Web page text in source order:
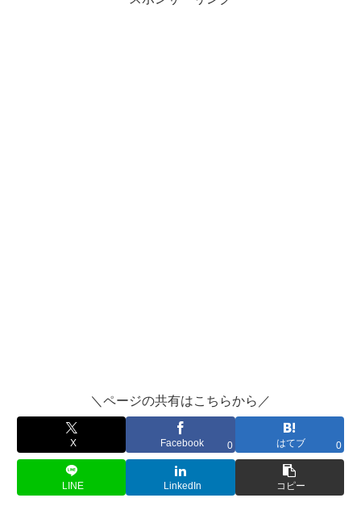
＼ページの共有はこちらから／
X Facebook 0 はてブ 0
LINE LinkedIn コピー